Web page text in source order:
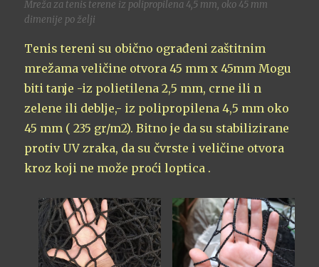
Mreža za tenis terene iz polipropilena 4,5 mm, oko 45 mm
dimenije po želji
Tenis tereni su obično ograđeni zaštitnim
mrežama veličine otvora 45 mm x 45mm Mogu
biti tanje -iz polietilena 2,5 mm, crne ili n
zelene ili deblje,- iz polipropilena 4,5 mm oko
45 mm ( 235 gr/m2). Bitno je da su stabilizirane
protiv UV zraka, da su čvrste i veličine otvora
kroz koji ne može proći loptica .